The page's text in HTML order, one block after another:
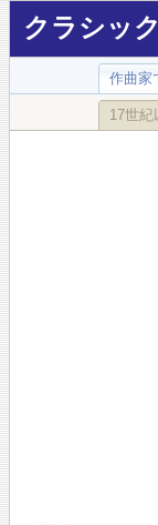
クラシッ
作曲家
17世紀